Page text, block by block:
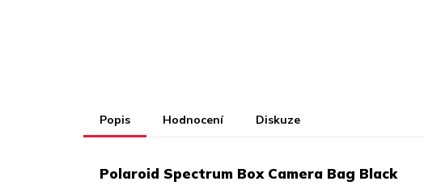
Popis Hodnocení Diskuze
Polaroid Spectrum Box Camera Bag Black